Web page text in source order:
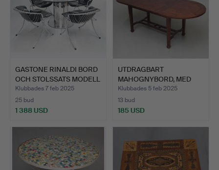
GASTONE RINALDI BORD
OCH STOLSSATS MODELL
…
Klubbades 7 feb 2025
25 bud
1 388 USD
UTDRAGBART
MAHOGNYBORD, MED
EXTRASÄNG, ETN…
Klubbades 5 feb 2025
13 bud
185 USD